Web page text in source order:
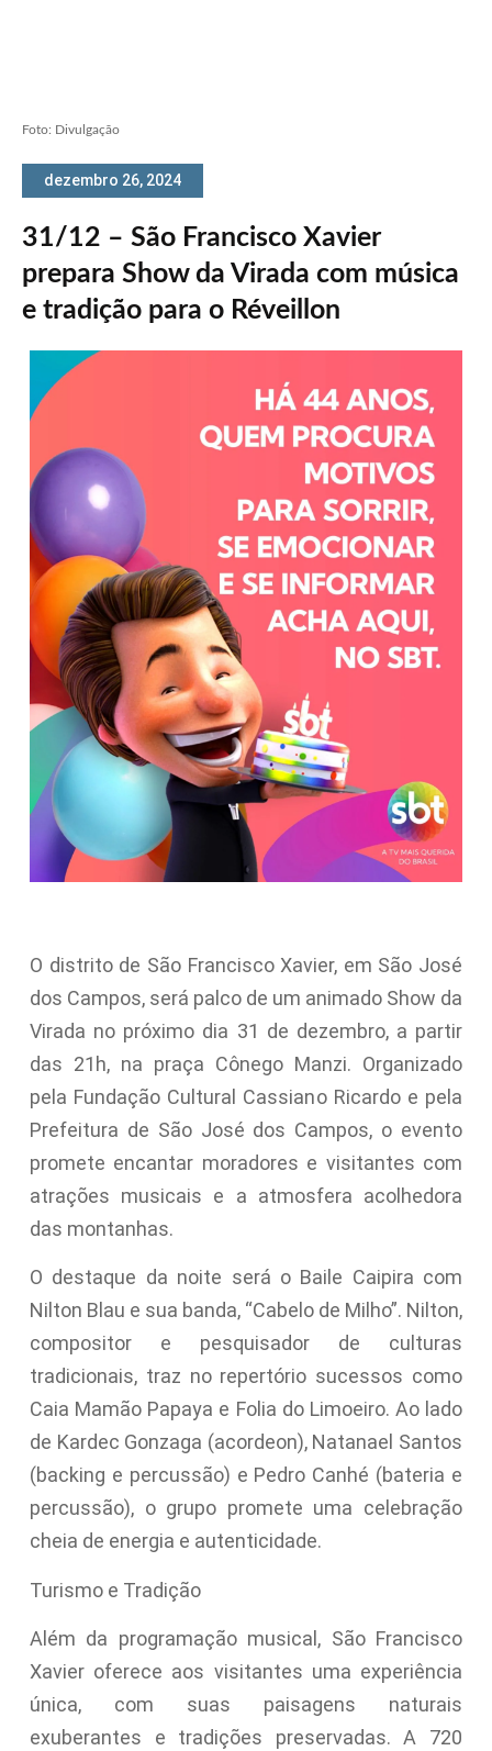
Foto: Divulgação
dezembro 26, 2024
31/12 – São Francisco Xavier
prepara Show da Virada com música
e tradição para o Réveillon
O distrito de São Francisco Xavier, em São José
dos Campos, será palco de um animado Show da
Virada no próximo dia 31 de dezembro, a partir
das 21h, na praça Cônego Manzi. Organizado
pela Fundação Cultural Cassiano Ricardo e pela
Prefeitura de São José dos Campos, o evento
promete encantar moradores e visitantes com
atrações musicais e a atmosfera acolhedora
das montanhas.
O destaque da noite será o Baile Caipira com
Nilton Blau e sua banda, “Cabelo de Milho”. Nilton,
compositor e pesquisador de culturas
tradicionais, traz no repertório sucessos como
Caia Mamão Papaya e Folia do Limoeiro. Ao lado
de Kardec Gonzaga (acordeon), Natanael Santos
(backing e percussão) e Pedro Canhé (bateria e
percussão), o grupo promete uma celebração
cheia de energia e autenticidade.
Turismo e Tradição
Além da programação musical, São Francisco
Xavier oferece aos visitantes uma experiência
única, com suas paisagens naturais
exuberantes e tradições preservadas. A 720